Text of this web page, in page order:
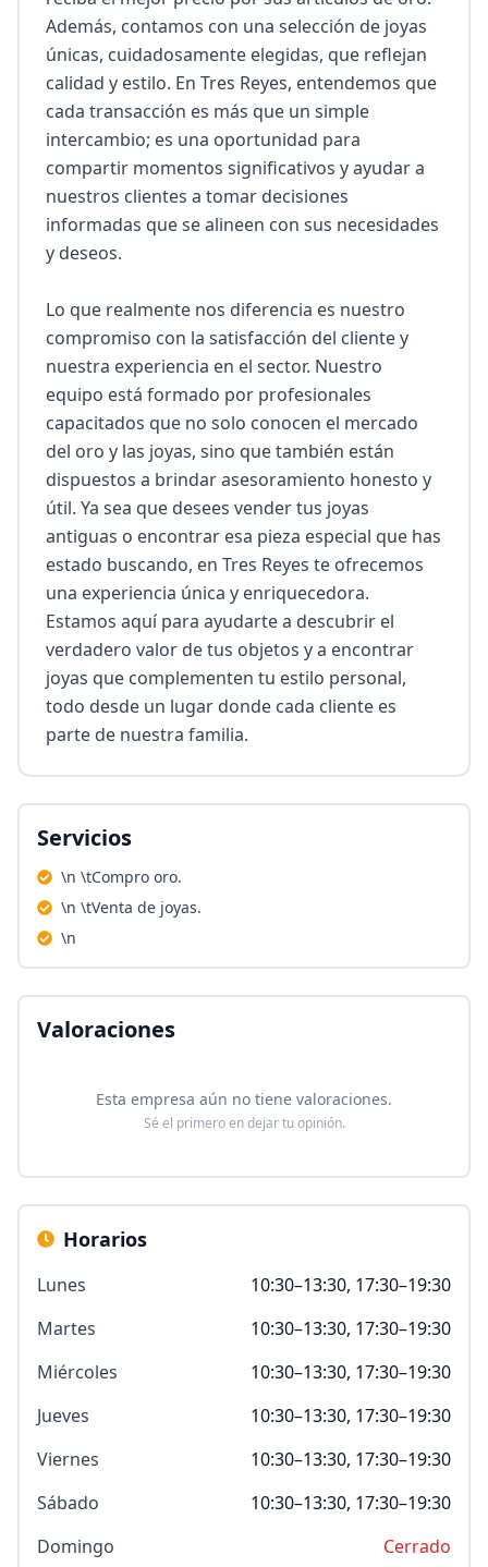
Además, contamos con una selección de joyas
únicas, cuidadosamente elegidas, que reflejan
calidad y estilo. En Tres Reyes, entendemos que
cada transacción es más que un simple
intercambio; es una oportunidad para
compartir momentos significativos y ayudar a
nuestros clientes a tomar decisiones
informadas que se alineen con sus necesidades
y deseos.
Lo que realmente nos diferencia es nuestro
compromiso con la satisfacción del cliente y
nuestra experiencia en el sector. Nuestro
equipo está formado por profesionales
capacitados que no solo conocen el mercado
del oro y las joyas, sino que también están
dispuestos a brindar asesoramiento honesto y
útil. Ya sea que desees vender tus joyas
antiguas o encontrar esa pieza especial que has
estado buscando, en Tres Reyes te ofrecemos
una experiencia única y enriquecedora.
Estamos aquí para ayudarte a descubrir el
verdadero valor de tus objetos y a encontrar
joyas que complementen tu estilo personal,
todo desde un lugar donde cada cliente es
parte de nuestra familia.
Servicios
\n \tCompro oro.
\n \tVenta de joyas.
\n
Valoraciones
Esta empresa aún no tiene valoraciones.
Sé el primero en dejar tu opinión.
Horarios
Lunes
10:30–13:30, 17:30–19:30
Martes
10:30–13:30, 17:30–19:30
Miércoles
10:30–13:30, 17:30–19:30
Jueves
10:30–13:30, 17:30–19:30
Viernes
10:30–13:30, 17:30–19:30
Sábado
10:30–13:30, 17:30–19:30
Domingo
Cerrado